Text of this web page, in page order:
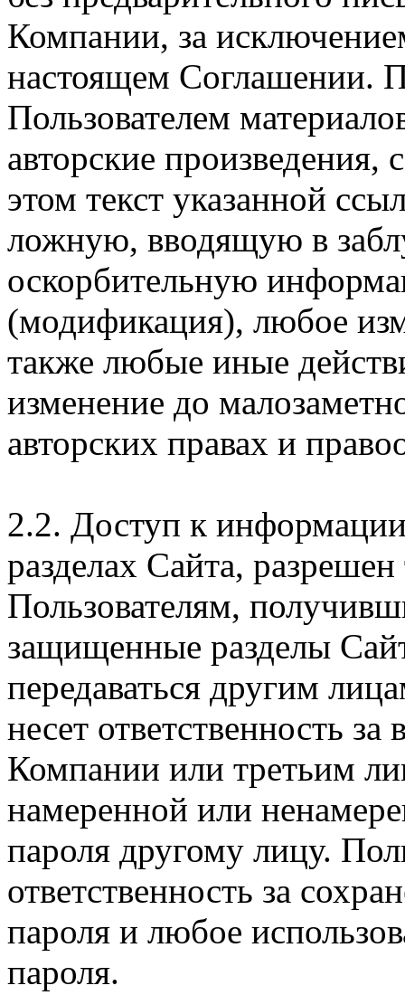
Компании, за
настоящем Соглашении.
Пользователем
авторские произведения,
этом текст указанной
ложную, вводящую в
оскорбительную
(модификация), любое
также любые иные
изменение до
авторских правах и
2.2. Доступ к
разделах Сайта,
Пользователям,
защищенные разделы
передаваться другим
несет ответственность
Компании или третьим
намеренной или
пароля другому лицу.
ответственность за
пароля и любое
пароля.